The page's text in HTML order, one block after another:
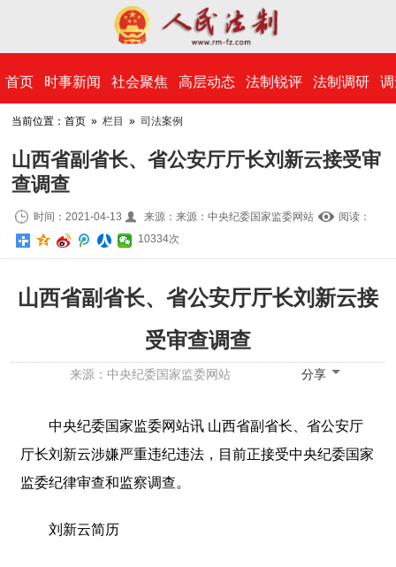
​首页 时事新闻 社会聚焦 高层动态 法制锐评 法制调研
当前位置：首页 »栏目 »司法案例
山西省副省长、省公安厅厅长刘新云接受审
查调查
时间：2021-04-13 来源：来源：中央纪委国家监委网站
阅读：
10334次
山西省副省长、省公安厅厅长刘新云接
受审查调查
来源： 中央纪委国家监委网站 分享
中央纪委国家监委网站讯 山西省副省长、省公安厅
厅长刘新云涉嫌严重违纪违法，目前正接受中央纪委国家
监委纪律审查和监察调查。
刘新云简历